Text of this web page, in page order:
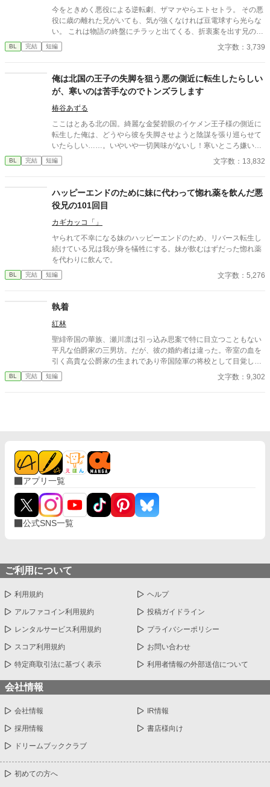
今をときめく悪役による逆転劇、ザマァやらエトセトラ。 その悪
役に歳の離れた兄がいても、気が強くなければ豆電球すら光らな
い。 これは物語の終盤にチラッと出てくる、折衷案を出す兄の話
である。
BL 完結 短編 文字数：3,739
俺は北国の王子の失脚を狙う悪の側近に転生したらしい
が、寒いのは苦手なのでトンズラします
椿谷あずる
ここはとある北の国。綺麗な金髪碧眼のイケメン王子様の側近に
転生した俺は、どうやら彼を失脚させようと陰謀を張り巡らせて
いたらしい……。いやいや一切興味がないし！寒いところ嫌いだ
し！よし、やめよう！ こうして俺は逃亡することに決めた。
BL 完結 短編 文字数：13,832
ハッピーエンドのために妹に代わって惚れ薬を飲んだ悪
役兄の101回目
カギカッコ「」
ヤられて不幸になる妹のハッピーエンドのため、リバース転生し
続けている兄は我が身を犠牲にする。妹が飲むはずだった惚れ薬
を代わりに飲んで。
BL 完結 短編 文字数：5,276
執着
紅林
聖緋帝国の華族、瀬川凛は引っ込み思案で特に目立つこともない
平凡な伯爵家の三男坊。だが、彼の婚約者は違った。帝室の血を
引く高貴な公爵家の生まれであり帝国陸軍の将校として目覚しい
活躍をしている男だった。
BL 完結 短編 文字数：9,302
アプリ一覧
公式SNS一覧
ご利用について
利用規約 ヘルプ
アルファコイン利用規約 投稿ガイドライン
レンタルサービス利用規約 プライバシーポリシー
スコア利用規約 お問い合わせ
特定商取引法に基づく表示 利用者情報の外部送信について
会社情報
会社情報 IR情報
採用情報 書店様向け
ドリームブッククラブ
初めての方へ